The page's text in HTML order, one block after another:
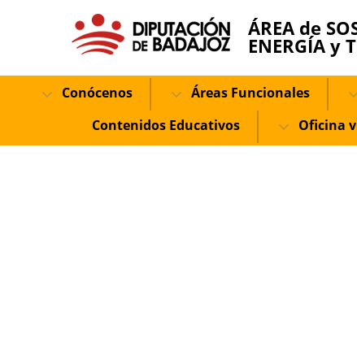
ÁREA de
ENERGÍA y
Conócenos Áreas Funcionales
Contenidos Educativos
Oficina